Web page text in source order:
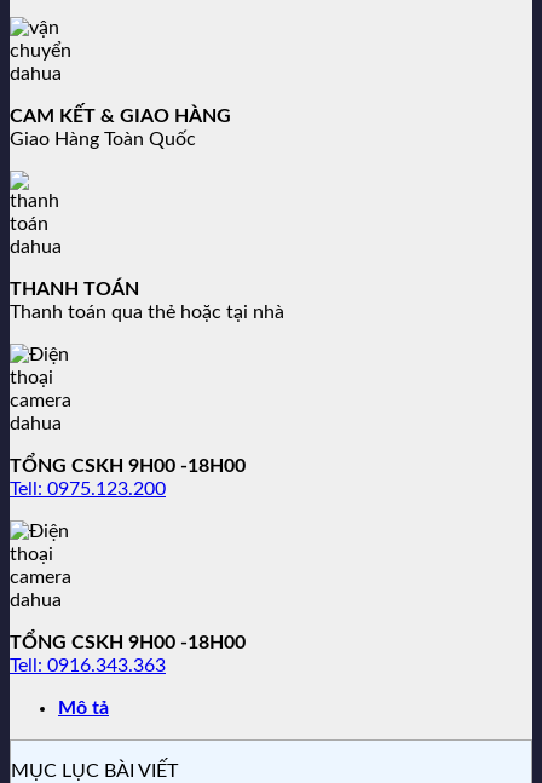
CAM KẾT & GIAO HÀNG
Giao Hàng Toàn Quốc
THANH TOÁN
Thanh toán qua thẻ hoặc tại nhà
TỔNG CSKH 9H00 -18H00
Tell: 0975.123.200
TỔNG CSKH 9H00 -18H00
Tell: 0916.343.363
Mô tả
MỤC LỤC BÀI VIẾT